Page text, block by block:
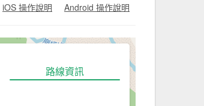
iOS 操作說明 Android 操作說明
路線資訊